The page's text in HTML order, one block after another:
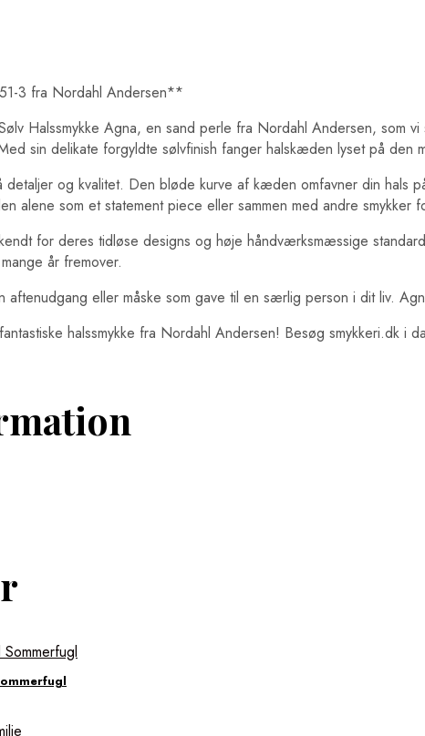
3 fra Nordahl Andersen**
Halssmykke Agna, en sand perle fra Nordahl Andersen, som
sin delikate forgyldte sølvfinish fanger halskæden lyset på
og kvalitet. Den bløde kurve af kæden omfavner din hals
alene som et statement piece eller sammen med andre
for deres tidløse designs og høje håndværksmæssige
år fremover.
eller måske som gave til en særlig person i dit liv.
halssmykke fra Nordahl Andersen! Besøg smykkeri.dk i